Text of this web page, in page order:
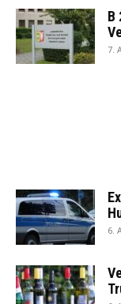
B
7.
6.